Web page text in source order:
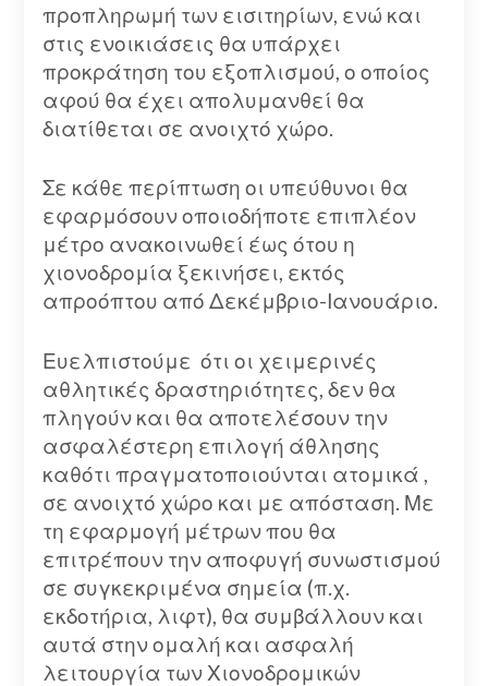
προπληρωμή των εισιτηρίων, ενώ και
στις ενοικιάσεις θα υπάρχει
προκράτηση του εξοπλισμού, ο οποίος
αφού θα έχει απολυμανθεί θα
διατίθεται σε ανοιχτό χώρο.
Σε κάθε περίπτωση οι υπεύθυνοι θα
εφαρμόσουν οποιοδήποτε επιπλέον
μέτρο ανακοινωθεί έως ότου η
χιονοδρομία ξεκινήσει, εκτός
απροόπτου από Δεκέμβριο-Ιανουάριο.
Ευελπιστούμε ότι οι χειμερινές
αθλητικές δραστηριότητες, δεν θα
πληγούν και θα αποτελέσουν την
ασφαλέστερη επιλογή άθλησης
καθότι πραγματοποιούνται ατομικά ,
σε ανοιχτό χώρο και με απόσταση. Με
τη εφαρμογή μέτρων που θα
επιτρέπουν την αποφυγή συνωστισμού
σε συγκεκριμένα σημεία (π.χ.
εκδοτήρια, λιφτ), θα συμβάλλουν και
αυτά στην ομαλή και ασφαλή
λειτουργία των Χιονοδρομικών